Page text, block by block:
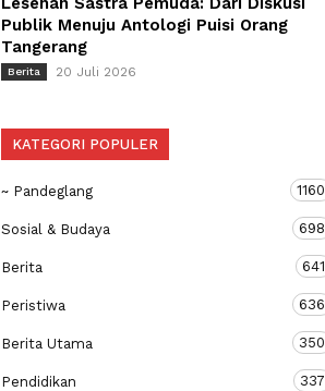
Publik Menuju Antologi Puisi Orang
Tangerang
Berita 20 Juli 2026
KATEGORI POPULER
~ Pandeglang 1160
Sosial & Budaya 698
Berita 641
Peristiwa 636
Berita Utama 350
Pendidikan 337